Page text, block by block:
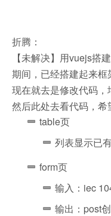
折腾：
【未解决】用vuejs搭
期间，已经搭建起来框
现在就去是修改代码，
然后此处去看代码，希
table页
列表显示已
form页
输入：iec
输出：post